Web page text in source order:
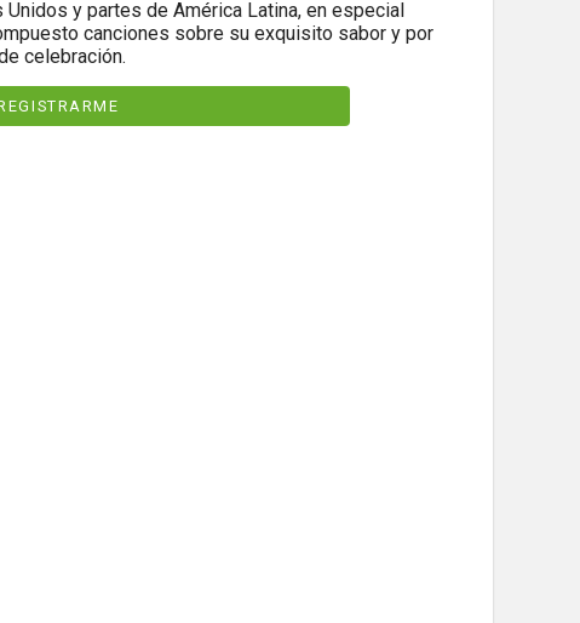
y partes de América Latina, en especial
canciones sobre su exquisito sabor y por
celebración.